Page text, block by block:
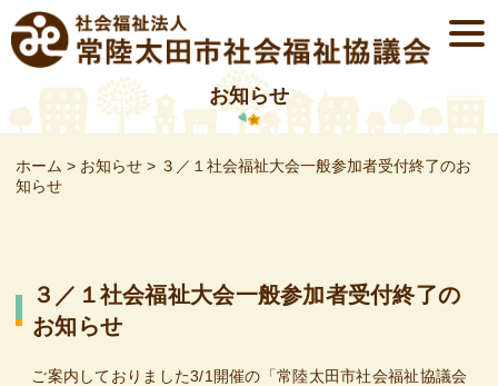
Skip
to
content
お知らせ
ホーム > お知らせ > ３／１社会福祉大会一般参加者受付終了のお
知らせ
３／１社会福祉大会一般参加者受付終了の
お知らせ
ご案内しておりました3/1開催の「常陸太田市社会福祉協議会